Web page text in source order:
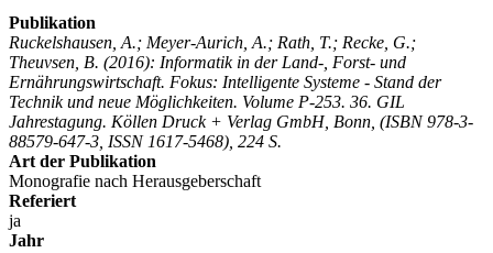
Publikation
Ruckelshausen, A.; Meyer-Aurich, A.; Rath, T.; Recke, G.;
Theuvsen, B. (2016): Informatik in der Land-, Forst- und
Ernährungswirtschaft. Fokus: Intelligente Systeme - Stand der
Technik und neue Möglichkeiten. Volume P-253. 36. GIL
Jahrestagung. Köllen Druck + Verlag GmbH, Bonn, (ISBN 978-3-
88579-647-3, ISSN 1617-5468), 224 S.
Art der Publikation
Monografie nach Herausgeberschaft
Referiert
ja
Jahr